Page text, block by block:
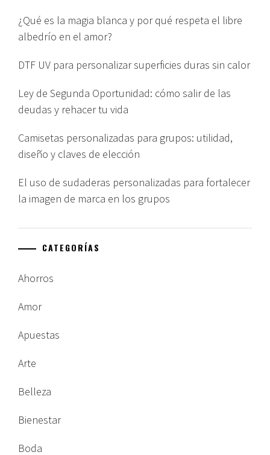
¿Qué es la magia blanca y por qué respeta el libre
albedrío en el amor?
DTF UV para personalizar superficies duras sin calor
Ley de Segunda Oportunidad: cómo salir de las
deudas y rehacer tu vida
Camisetas personalizadas para grupos: utilidad,
diseño y claves de elección
El uso de sudaderas personalizadas para fortalecer
la imagen de marca en los grupos
CATEGORÍAS
Ahorros
Amor
Apuestas
Arte
Belleza
Bienestar
Boda